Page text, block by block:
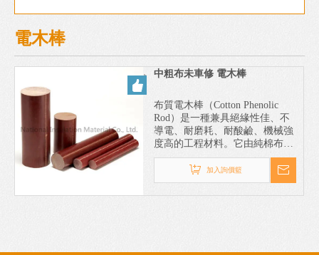
電木棒
中粗布未車修 電木棒
布質電木棒（Cotton Phenolic
Rod）是一種兼具絕緣性佳、不
導電、耐磨耗、耐酸鹼、機械強
度高的工程材料。它由純棉布纖
維與酚醛樹脂組合，經由高溫熱
壓成型，具備高韌性、良好耐用
性與穩定性，因此在電子、機
械、治具製造等領域都有廣泛應
加入詢價籃